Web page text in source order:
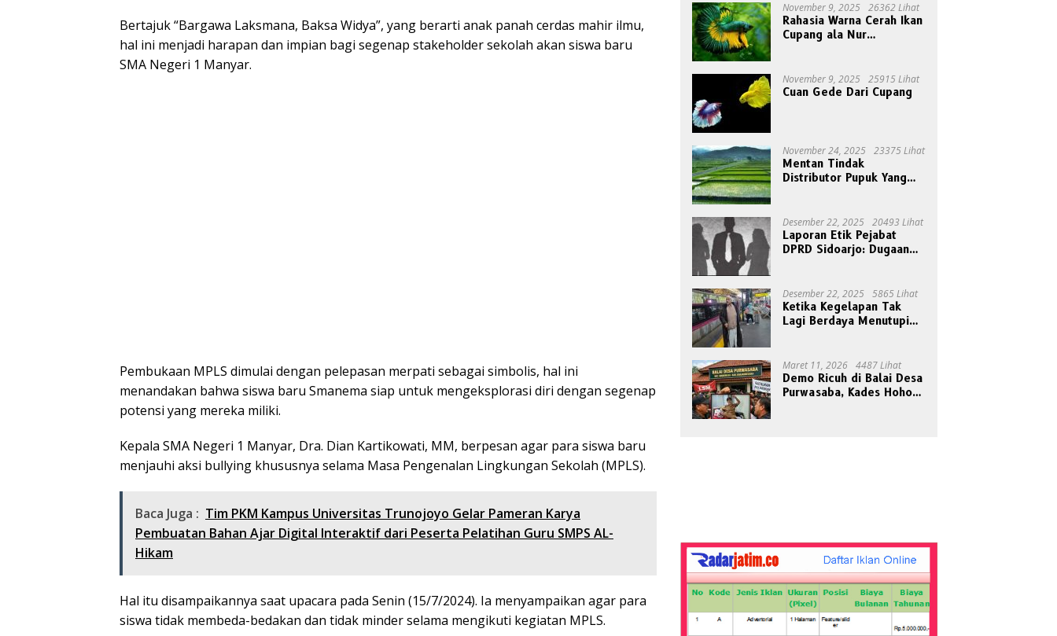
Bertajuk “Bargawa Laksmana, Baksa Widya”, yang berarti anak panah cerdas mahir ilmu,
hal ini menjadi harapan dan impian bagi segenap stakeholder sekolah akan siswa baru
SMA Negeri 1 Manyar.
Pembukaan MPLS dimulai dengan pelepasan merpati sebagai simbolis, hal ini
menandakan bahwa siswa baru Smanema siap untuk mengeksplorasi diri dengan segenap
potensi yang mereka miliki.
Kepala SMA Negeri 1 Manyar, Dra. Dian Kartikowati, MM, berpesan agar para siswa baru
menjauhi aksi bullying khususnya selama Masa Pengenalan Lingkungan Sekolah (MPLS).
Baca Juga : Tim PKM Kampus Universitas Trunojoyo Gelar Pameran Karya
Pembuatan Bahan Ajar Digital Interaktif dari Peserta Pelatihan Guru SMPS AL-
Hikam
Hal itu disampaikannya saat upacara pada Senin (15/7/2024). Ia menyampaikan agar para
siswa tidak membeda-bedakan dan tidak minder selama mengikuti kegiatan MPLS.
November 9, 2025 26362 Lihat
Rahasia Warna Cerah Ikan
Cupang ala Nur
November 9, 2025 25915 Lihat
Cuan Gede Dari Cupang
November 24, 2025 23375 Lihat
Mentan Tindak
Distributor Pupuk Yang
Desember 22, 2025 20493 Lihat
Laporan Etik Pejabat
DPRD Sidoarjo: Dugaan
Desember 22, 2025 5865 Lihat
Ketika Kegelapan Tak
Lagi Berdaya Menutupi
Maret 11, 2026 4487 Lihat
Demo Ricuh di Balai Desa
Purwasaba, Kades Hoho